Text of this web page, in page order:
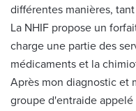
différentes manières,
La NHIF propose un
charge une partie des
médicaments et la
Après mon diagnostic et
groupe d'entraide